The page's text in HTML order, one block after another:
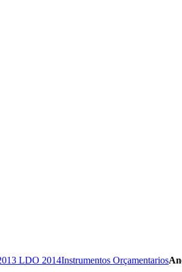
LDO 2014Instrumentos Orçamentarios